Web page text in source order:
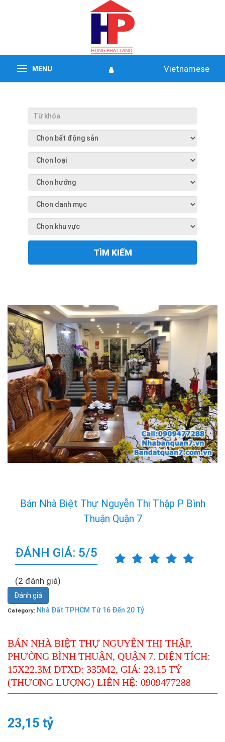
MENU Vietnamese
TÌM KIẾM
Bán Nhà Biệt Thự Nguyễn Thị Thập P Bình
Thuận Quận 7
ĐÁNH GIÁ: 5/5
(2 đánh giá)
Đánh giá
Category: Nhà Đất TPHCM Từ 16 Đến 20 Tỷ
BÁN NHÀ BIỆT THỰ NGUYỄN THỊ THẬP,
PHƯỜNG BÌNH THUẬN, QUẬN 7. DIỆN TÍCH:
15X22,3M DTXD: 335M2, GIÁ: 23,15 TỶ
(THƯƠNG LƯỢNG) LIÊN HỆ: 0909477288
23,15 tỷ